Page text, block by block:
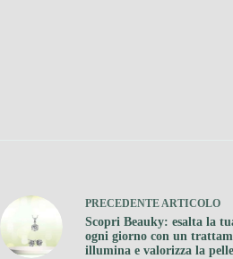
PRECEDENTEARTICOLO
Scopri Beauky: esalta la
ogni giorno con un
illumina e valorizza la